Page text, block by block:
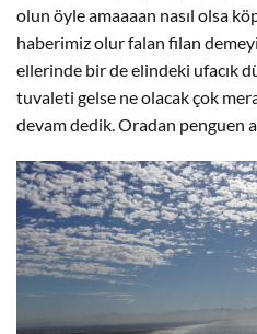
olun öyle amaaaan nasıl olsa
haberimiz olur falan filan
ellerinde bir de elindeki ufacık
tuvaleti gelse ne olacak çok
devam dedik. Oradan penguen